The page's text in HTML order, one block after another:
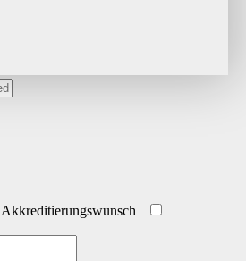
Akkreditierungs­wunsch